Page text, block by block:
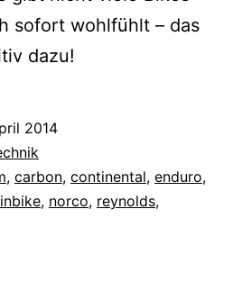
sofort wohlfühlt – das
dazu!
2014
, carbon, continental, enduro,
, norco, reynolds,